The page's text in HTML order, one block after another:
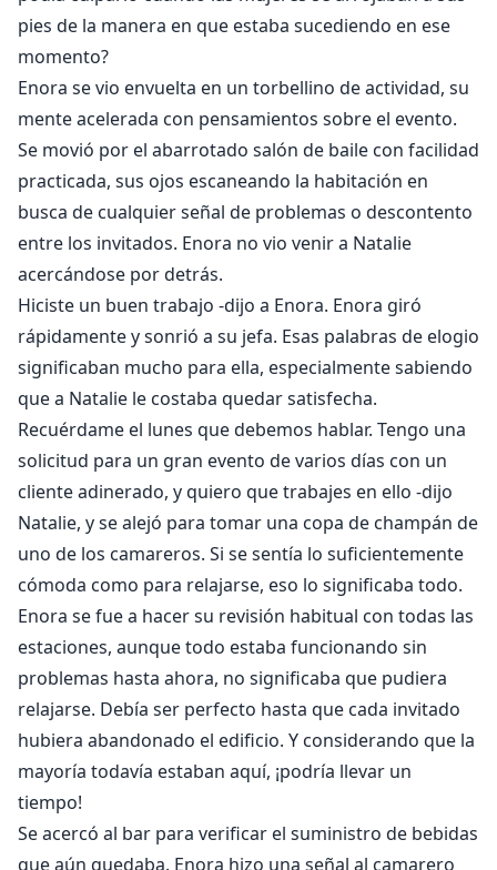
pies de la manera en que estaba sucediendo en ese
momento?
Enora se vio envuelta en un torbellino de actividad, su
mente acelerada con pensamientos sobre el evento.
Se movió por el abarrotado salón de baile con facilidad
practicada, sus ojos escaneando la habitación en
busca de cualquier señal de problemas o descontento
entre los invitados. Enora no vio venir a Natalie
acercándose por detrás.
Hiciste un buen trabajo -dijo a Enora. Enora giró
rápidamente y sonrió a su jefa. Esas palabras de elogio
significaban mucho para ella, especialmente sabiendo
que a Natalie le costaba quedar satisfecha.
Recuérdame el lunes que debemos hablar. Tengo una
solicitud para un gran evento de varios días con un
cliente adinerado, y quiero que trabajes en ello -dijo
Natalie, y se alejó para tomar una copa de champán de
uno de los camareros. Si se sentía lo suficientemente
cómoda como para relajarse, eso lo significaba todo.
Enora se fue a hacer su revisión habitual con todas las
estaciones, aunque todo estaba funcionando sin
problemas hasta ahora, no significaba que pudiera
relajarse. Debía ser perfecto hasta que cada invitado
hubiera abandonado el edificio. Y considerando que la
mayoría todavía estaban aquí, ¡podría llevar un
tiempo!
Se acercó al bar para verificar el suministro de bebidas
que aún quedaba. Enora hizo una señal al camarero